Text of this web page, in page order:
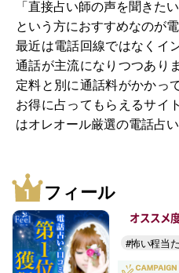
「直接占い師の声を聞きたい
という方におすすめなのが
最近は電話回線ではなくイ
通話が主流になりつつあり
定料と別に通話料がかかっ
お得に占ってもらえるサイ
はオレオール厳選の電話占
フィール
オススメ
#怖い程当